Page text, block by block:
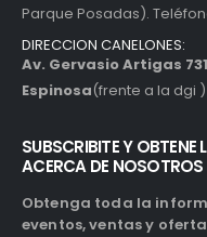
Parque Posadas).
DIRECCION CANELONES:
Av. Gervasio Artigas 731
Espinosa(frente a la dgi
SUBSCRIBITE Y OBTENE
ACERCA DE NOSOTROS
Obtenga toda la
eventos, ventas y